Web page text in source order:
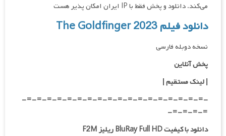
می‌کند. دانلود و پخش فقط با IP ایران امکان پذیر هست
دانلود فیلم The Goldfinger 2023
نسخه دوبله فارسی
پخش آنلاین
| لینک مستقیم|
-=-=-=-=-=-=-=-=-=-=-=-=-=-=-=-=-=-=-
=-=-=-=-
دانلود با کیفیت BluRay Full HD ریلیز F2M